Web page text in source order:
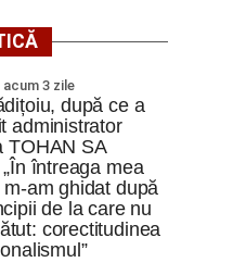
acum 3 zile
după ce a
administrator
TOHAN SA
întreaga mea
am ghidat după
de la care nu
corectitudinea